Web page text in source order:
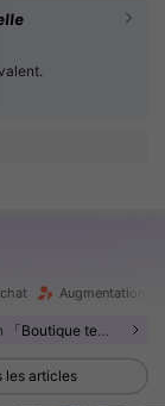
Augmentation
「Boutique tendance」
les articles